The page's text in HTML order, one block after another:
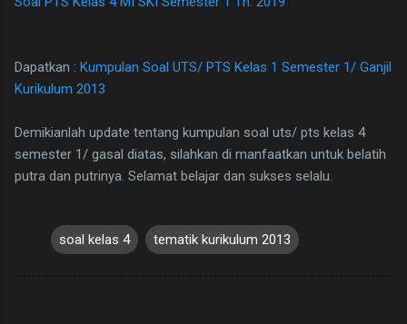
Dapatkan : Kumpulan Soal UTS/ PTS Kelas 1 Semester 1/ Ganjil
Kurikulum 2013
Demikianlah update tentang kumpulan soal uts/ pts kelas 4
semester 1/ gasal diatas, silahkan di manfaatkan untuk belatih
putra dan putrinya. Selamat belajar dan sukses selalu.
soal kelas 4 tematik kurikulum 2013